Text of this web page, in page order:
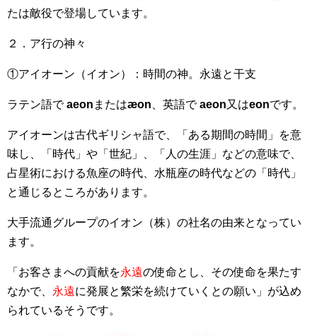
たは敵役で登場しています。
２．ア行の神々
①アイオーン（イオン）：時間の神。永遠と干支
ラテン語でaeon またはæon 、英語でaeon又はeonです。
アイオーンは古代ギリシャ語で、「ある期間の時間」を意
味し、「時代」や「世紀」、「人の生涯」などの意味で、
占星術における魚座の時代、水瓶座の時代などの「時代」
と通じるところがあります。
大手流通グループのイオン（株）の社名の由来となってい
ます。
「お客さまへの貢献を永遠の使命とし、その使命を果たす
なかで、 永遠に発展と繁栄を続けていくとの願い」が込め
られているそうです。